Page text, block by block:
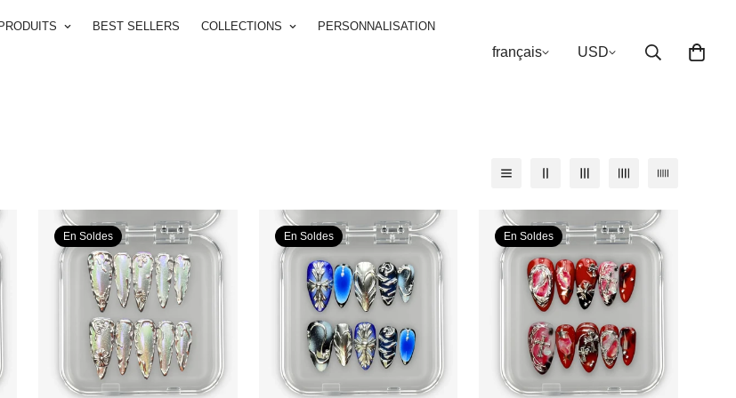
BEST SELLERS COLLECTIONS PERSONNALISATION
français USD
En Soldes En Soldes En Soldes